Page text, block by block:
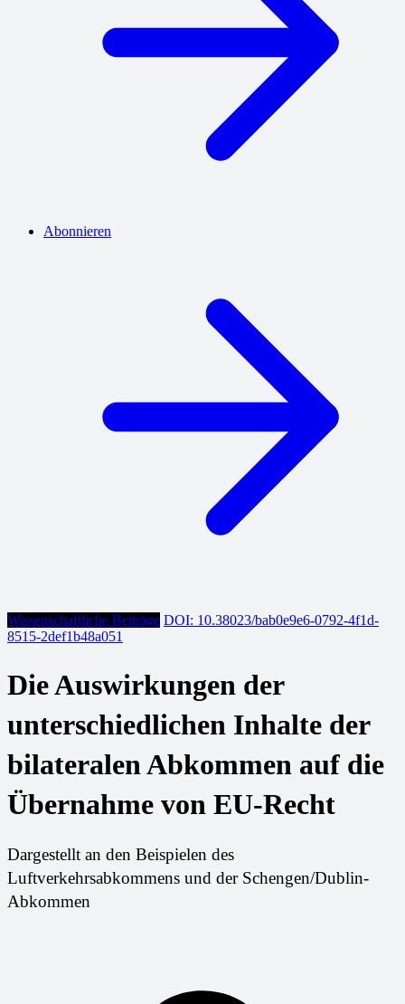
Abonnieren
Wissenschaftliche Beiträge DOI: 10.38023/bab0e9e6-0792-4f1d-
8515-2def1b48a051
Die Auswirkungen der
unterschiedlichen Inhalte der
bilateralen Abkommen auf die
Übernahme von EU-Recht
Dargestellt an den Beispielen des
Luftverkehrsabkommens und der Schengen/Dublin-
Abkommen